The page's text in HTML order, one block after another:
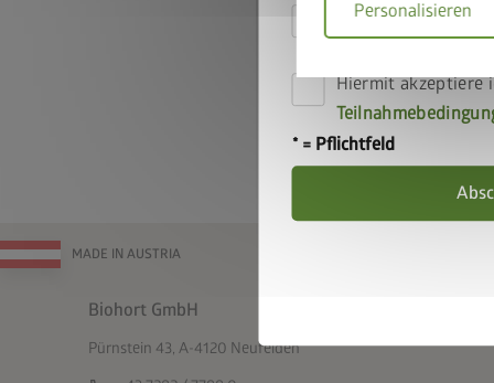
Personalisieren
MADE IN AUSTRIA
Biohort GmbH
Pürnstein 43, A-4120 Neufelden
Hiermit akzeptiere
die
Hiermit akzeptiere
* = Pflichtfeld